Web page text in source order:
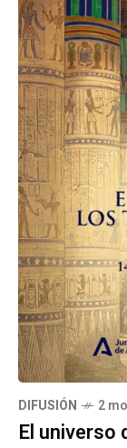
DIFUSIÓN 2
El universo